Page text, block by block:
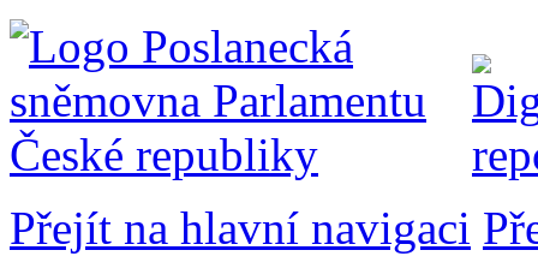
Přejít na hlavní navigaci